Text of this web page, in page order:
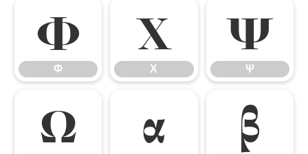
Φ
Φ
Χ
Χ
Ψ
Ψ
Ω α β